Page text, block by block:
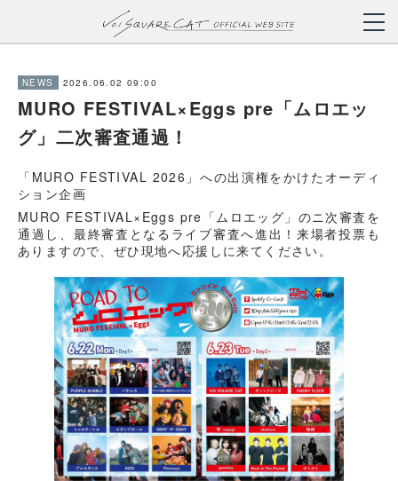
NEWS 2026.06.02 09:00
MURO FESTIVAL×Eggs pre「ムロエッ
グ」二次審査通過！
「MURO FESTIVAL 2026」への出演権をかけたオーディ
ション企画
MURO FESTIVAL×Eggs pre「ムロエッグ」のニ次審査を
通過し、最終審査となるライブ審査へ進出！来場者投票も
ありますので、ぜひ現地へ応援しに来てください。